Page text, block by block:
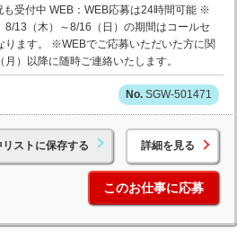
受付中 WEB：WEB応募は24時間可能 ※
8/13（木）～8/16（日）の期間はコールセ
ります。 ※WEBでご応募いただいた方に関
月）以降に随時ご連絡いたします。
SGW-501471
リストに保存する 詳細を見る
このお仕事に応募